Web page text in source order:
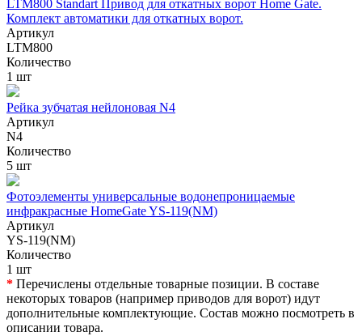
LTM800 Standart Привод для откатных ворот Home Gate.
Комплект автоматики для откатных ворот.
Артикул
LTM800
Количество
1 шт
Рейка зубчатая нейлоновая N4
Артикул
N4
Количество
5 шт
Фотоэлементы универсальные водонепроницаемые
инфракрасные HomeGate YS-119(NM)
Артикул
YS-119(NM)
Количество
1 шт
* Перечислены отдельные товарные позиции. В составе
некоторых товаров (например приводов для ворот) идут
дополнительные комплектующие. Состав можно посмотреть в
описании товара.